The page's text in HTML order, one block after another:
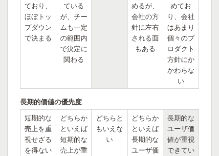
ており、
ほぼトッ
プダウン
で決まる
ている
が、チー
ムも一定
の範囲内
で決定に
関わる
めるが、
会社の方
針に左右
される面
もある
めてお
り、会社
はあまり
個々のプ
ロダクト
方針にか
かわらな
い
長期的価値の優先度
短期的な
売上を重
視せざる
を得ない
どちらか
といえば
短期的な
売上が重
どちらと
もいえな
い
どちらか
といえば
長期的な
ユーザ価
長期的な
ユーザ価
値が重視
できてい